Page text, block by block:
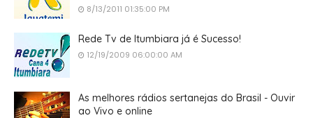
8/13/2011 01:35:00 PM
Rede Tv de Itumbiara já é Sucesso!
12/19/2009 06:00:00 AM
As melhores rádios sertanejas do Brasil - Ouvir
ao Vivo e online